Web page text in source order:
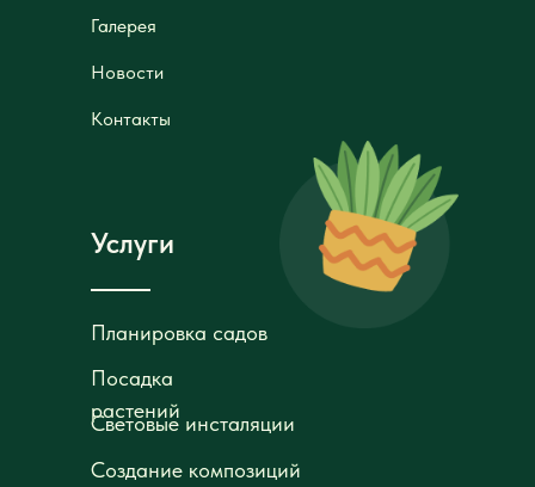
Создание композиций
Создание композиций
Световые инсталяции
Световые инсталяции
Посадка
растений
Посадка
растений
Планировка садов
Планировка садов
Услуги
Контакты
Контакты
Новости
Новости
Галерея
Галерея